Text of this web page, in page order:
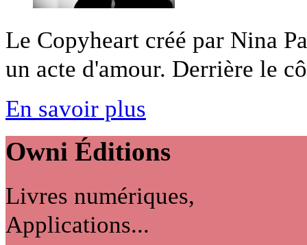
Le Copyheart créé par Nina
un acte d'amour. Derrière le
En savoir plus
Owni Éditions
Livres numériques,
Applications...